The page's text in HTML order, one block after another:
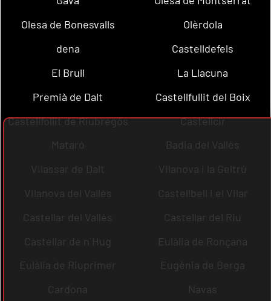
Olesa de Bonesvalls
Olèrdola
dena
Castelldefels
El Brull
La Llacuna
Premià de Dalt
Castellfullit del Boix
Castellfollit de Riubregós
Castellcir
Mataró
Badia del Vallès
Vilassar de Dalt
Vilanova i la Geltrú
Vilanova del Vallès
Castellbell i el Vilar
Castellar del Vallès
Castellar del Riu
Castellar de n´Hug
Eulàlia de Ronçana
Eulàlia de Riuprimer
Eugènia de Berga
Cardona
Navas